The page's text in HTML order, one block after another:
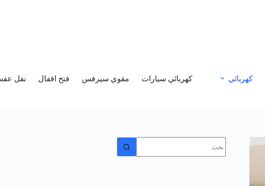
كهربائي كهربائي سيارات مقوي سيرفس فتح اقفال نقل